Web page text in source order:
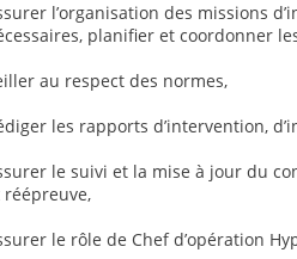
l’organisation des missions
planifier et coordonner
au respect des normes,
les rapports d’intervention,
le suivi et la mise à jour du
réépreuve,
le rôle de Chef d’opération